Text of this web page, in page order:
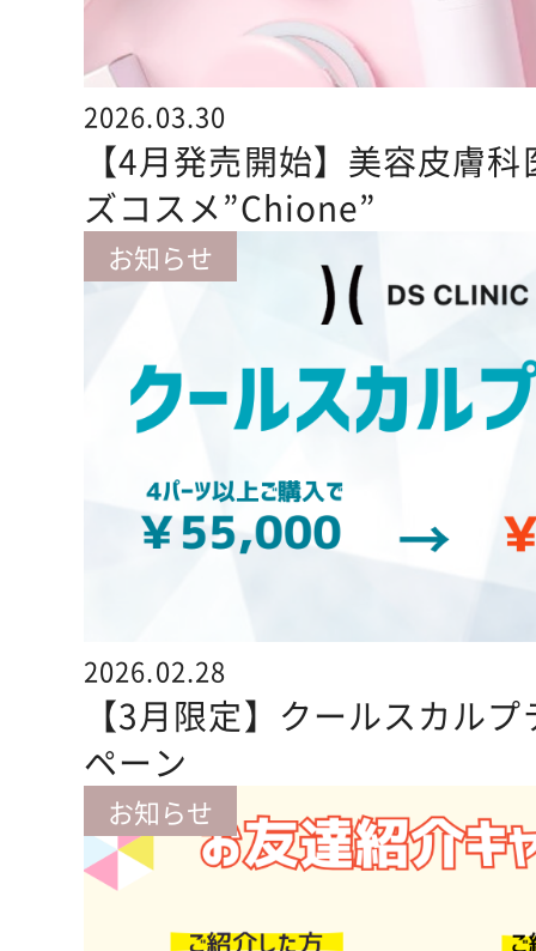
2026.03.30
【4月発売開始】美容皮膚
ズコスメ”Chione”
お知らせ
2026.02.28
【3月限定】クールスカル
ペーン
お知らせ